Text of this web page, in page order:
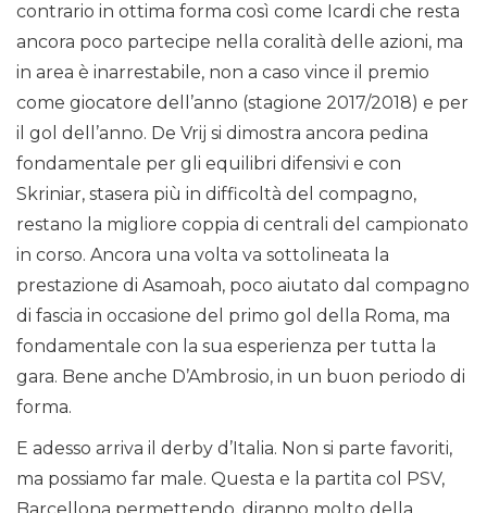
contrario in ottima forma così come Icardi che resta
ancora poco partecipe nella coralità delle azioni, ma
in area è inarrestabile, non a caso vince il premio
come giocatore dell’anno (stagione 2017/2018) e per
il gol dell’anno. De Vrij si dimostra ancora pedina
fondamentale per gli equilibri difensivi e con
Skriniar, stasera più in difficoltà del compagno,
restano la migliore coppia di centrali del campionato
in corso. Ancora una volta va sottolineata la
prestazione di Asamoah, poco aiutato dal compagno
di fascia in occasione del primo gol della Roma, ma
fondamentale con la sua esperienza per tutta la
gara. Bene anche D’Ambrosio, in un buon periodo di
forma.
E adesso arriva il derby d’Italia. Non si parte favoriti,
ma possiamo far male. Questa e la partita col PSV,